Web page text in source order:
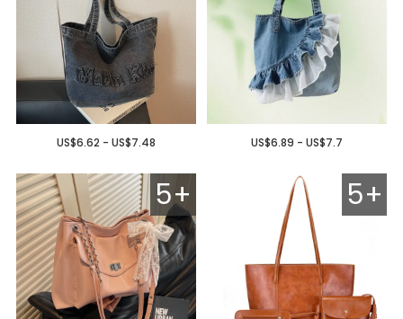
US$6.62 - US$7.48 US$6.89 - US$7.7
5+ 5+